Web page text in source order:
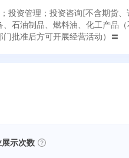
资管理；投资咨询[不含期货、
石油制品、燃料油、化工产品
批准后方可开展经营活动）〓
示次数